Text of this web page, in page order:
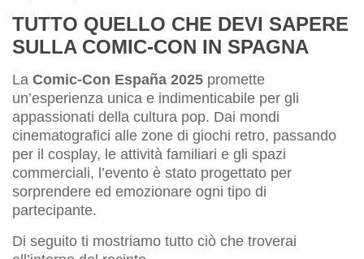
TUTTO QUELLO CHE DEVI SAPERE
SULLA COMIC-CON IN SPAGNA
La Comic-Con España 2025 promette
un’esperienza unica e indimenticabile per gli
appassionati della cultura pop. Dai mondi
cinematografici alle zone di giochi retro, passando
per il cosplay, le attività familiari e gli spazi
commerciali, l’evento è stato progettato per
sorprendere ed emozionare ogni tipo di
partecipante.
Di seguito ti mostriamo tutto ciò che troverai